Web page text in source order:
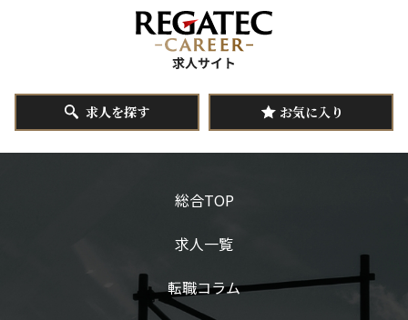
求人を探す お気に入り
総合TOP
求人一覧
転職コラム